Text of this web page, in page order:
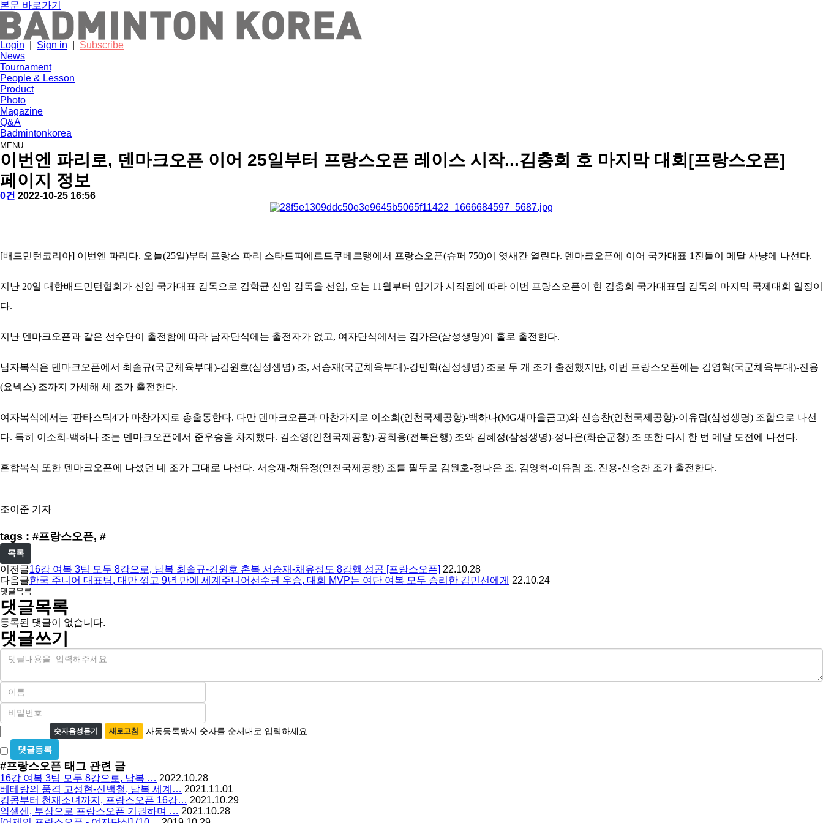
본문 바로가기
Login Sign in
Subscribe
News
Tournament
People & Lesson
Product
Photo
Magazine
Q&A
Badmintonkorea
MENU
news
이번엔 파리로, 덴마크오픈 이어 25일부터 프랑스오픈 레이스 시작...김충회 호 마지막 대회[프랑스오픈]
페이지 정보
작
배
리
아
댓
0건 작
2022-10-25 16:56
[배드민턴코리아] 이번엔 파리다. 오늘(25일)부터 프랑스 파리 스타드피에르드쿠베르탱에서 프랑스오픈(슈퍼 750)이 엿새간 열린다. 덴마크오픈에 이어 국가대표 1진들이 메달 사냥에 나선다.
지난 20일 대한배드민턴협회가 신임 국가대표 감독으로 김학균 신임 감독을 선임, 오는 11월부터 임기가 시작됨에 따라 이번 프랑스오픈이 현 김충회 국가대표팀 감독의 마지막 국제대회 일정이
다.
지난 덴마크오픈과 같은 선수단이 출전함에 따라 남자단식에는 출전자가 없고, 여자단식에서는 김가은(삼성생명)이 홀로 출전한다.
남자복식은 덴마크오픈에서 최솔규(국군체육부대)-김원호(삼성생명) 조, 서승재(국군체육부대)-강민혁(삼성생명) 조로 두 개 조가 출전했지만, 이번 프랑스오픈에는 김영혁(국군체육부대)-진용
(요넥스) 조까지 가세해 세 조가 출전한다.
여자복식에서는 '판타스틱4'가 마찬가지로 총출동한다. 다만 덴마크오픈과 마찬가지로 이소희(인천국제공항)-백하나(MG새마을금고)와 신승찬(인천국제공항)-이유림(삼성생명) 조합으로 나선
다. 특히 이소희-백하나 조는 덴마크오픈에서 준우승을 차지했다. 김소영(인천국제공항)-공희용(전북은행) 조와 김혜정(삼성생명)-정나은(화순군청) 조 또한 다시 한 번 메달 도전에 나선다.
혼합복식 또한 덴마크오픈에 나섰던 네 조가 그대로 나선다. 서승재-채유정(인천국제공항) 조를 필두로 김원호-정나은 조, 김영혁-이유림 조, 진용-신승찬 조가 출전한다.
조이준 기자
tags : #프랑스오픈, #
목록
이전글16강 여복 3팀 모두 8강으로, 남복 최솔규-김원호 혼복 서승재-채유정도 8강행 성공 [프랑스오픈] 22.10.28
다음글한국 주니어 대표팀, 대만 꺾고 9년 만에 세계주니어선수권 우승, 대회 MVP는 여단 여복 모두 승리한 김민선에게 22.10.24
댓글목록
댓글목록
등록된 댓글이 없습니다.
댓글쓰기
내
이
필
수
비
밀
번
호
필
수
자
동
등
록
방
지
숫자음성듣기 새로고침 자동등록방지 숫자를 순서대로 입력하세요.
비
밀
글
사
용
#프랑스오픈 태그 관련 글
16강 여복 3팀 모두 8강으로, 남복 … 2022.10.28
베테랑의 품격 고성현-신백철, 남복 세계… 2021.11.01
킹콩부터 천재소녀까지, 프랑스오픈 16강… 2021.10.29
악셀센, 부상으로 프랑스오픈 기권하며 … 2021.10.28